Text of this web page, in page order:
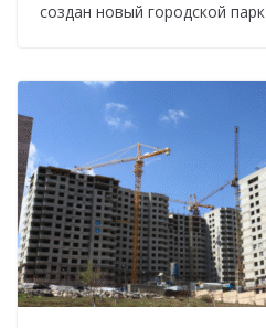
создан новый городской парк